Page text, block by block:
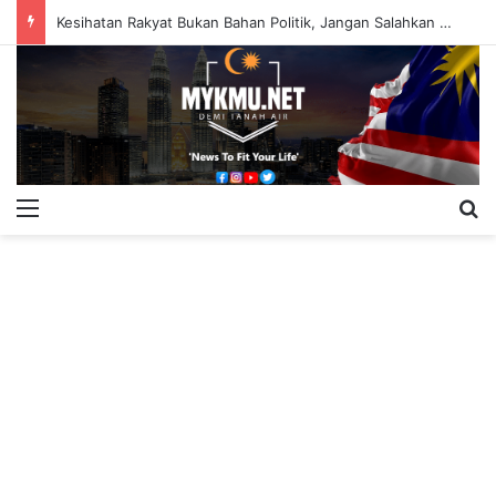
Kesihatan Rakyat Bukan Bahan Politik, Jangan Salahkan Onn Hafiz – Haslinda Salleh